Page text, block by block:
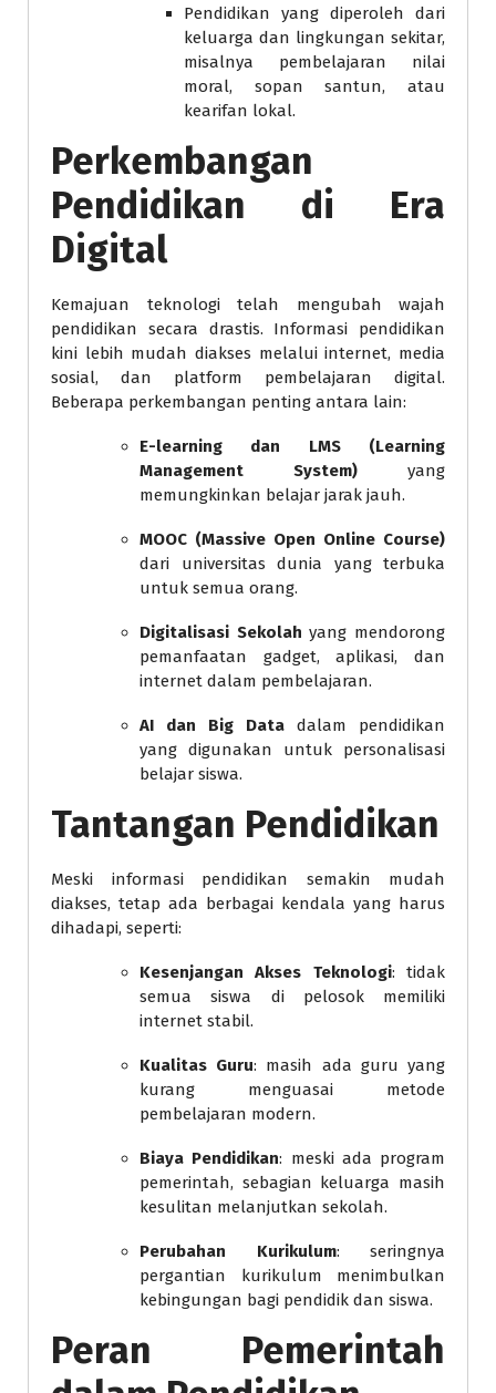
Pendidikan yang diperoleh dari
keluarga dan lingkungan sekitar,
misalnya pembelajaran nilai
moral, sopan santun, atau
kearifan lokal.
Perkembangan
Pendidikan di Era
Digital
Kemajuan teknologi telah mengubah wajah
pendidikan secara drastis. Informasi pendidikan
kini lebih mudah diakses melalui internet, media
sosial, dan platform pembelajaran digital.
Beberapa perkembangan penting antara lain:
E-learning dan LMS (Learning
Management System) yang
memungkinkan belajar jarak jauh.
MOOC (Massive Open Online Course)
dari universitas dunia yang terbuka
untuk semua orang.
Digitalisasi Sekolah yang mendorong
pemanfaatan gadget, aplikasi, dan
internet dalam pembelajaran.
AI dan Big Data dalam pendidikan
yang digunakan untuk personalisasi
belajar siswa.
Tantangan Pendidikan
Meski informasi pendidikan semakin mudah
diakses, tetap ada berbagai kendala yang harus
dihadapi, seperti:
Kesenjangan Akses Teknologi: tidak
semua siswa di pelosok memiliki
internet stabil.
Kualitas Guru: masih ada guru yang
kurang menguasai metode
pembelajaran modern.
Biaya Pendidikan: meski ada program
pemerintah, sebagian keluarga masih
kesulitan melanjutkan sekolah.
Perubahan Kurikulum: seringnya
pergantian kurikulum menimbulkan
kebingungan bagi pendidik dan siswa.
Peran Pemerintah